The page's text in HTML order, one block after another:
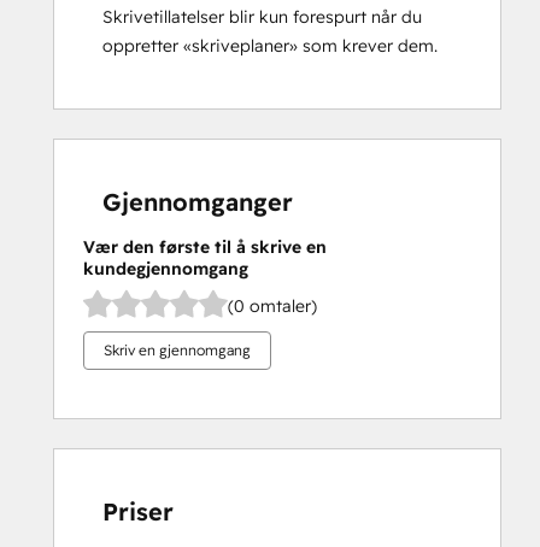
Skrivetillatelser blir kun forespurt når du
oppretter «skriveplaner» som krever dem.
Gjennomganger
Vær den første til å skrive en
kundegjennomgang
(0 omtaler)
Skriv en gjennomgang
Priser